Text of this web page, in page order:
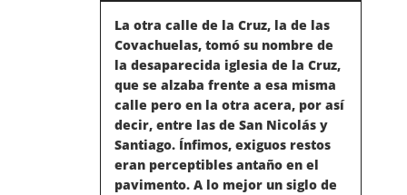
La otra calle de la Cruz, la de las
Covachuelas, tomó su nombre de
la desaparecida iglesia de la Cruz,
que se alzaba frente a esa misma
calle pero en la otra acera, por así
decir, entre las de San Nicolás y
Santiago. Ínfimos, exiguos restos
eran perceptibles antaño en el
pavimento. A lo mejor un siglo de